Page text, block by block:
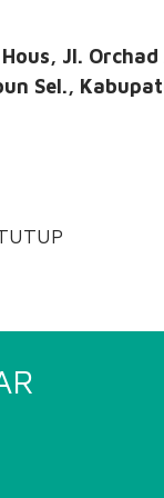
Jl. Orchad
Sel.,